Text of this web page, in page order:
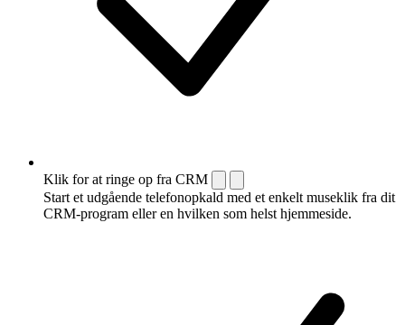
Klik for at ringe op fra CRM
Start et udgående telefonopkald med et enkelt museklik fra dit
CRM-program eller en hvilken som helst hjemmeside.